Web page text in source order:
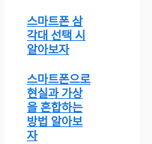
스마트폰 삼
각대 선택 시
알아보자
스마트폰으로
현실과 가상
을 혼합하는
방법 알아보
자